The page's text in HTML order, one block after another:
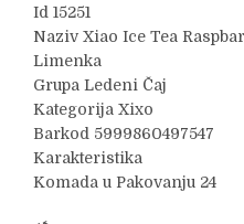
Id 15251
Naziv Xiao Ice Tea
Limenka
Grupa Ledeni Čaj
Kategorija Xixo
Barkod 5999860497547
Karakteristika
Komada u Pakovanju 24